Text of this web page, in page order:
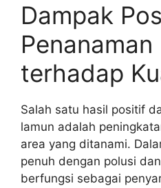
Dampak
Penanaman
terhadap
Salah satu hasil positif
lamun adalah
area yang ditanami.
penuh dengan polusi
berfungsi sebagai